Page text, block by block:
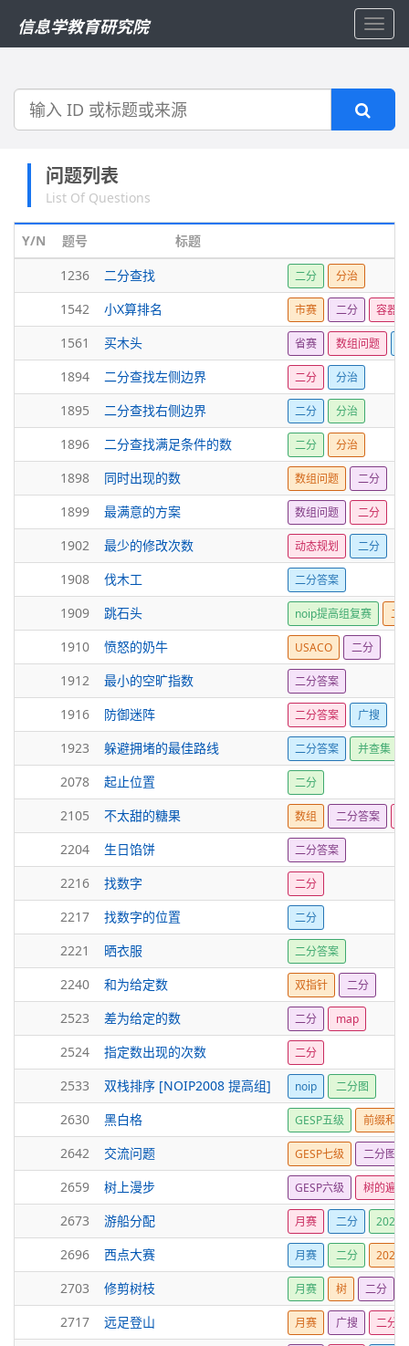
信息学教育研究院
搜
问题列表
List Of Questions
Y/N 题号 标题
1236
二分查找 二分 分治
1542 小X算排名 市赛 二分 容器
1561 买木头 省赛 数组问题
1894 二分查找左侧边界 二分 分治
1895 二分查找右侧边界 二分 分治
1896 二分查找满足条件的数 二分 分治
1898 同时出现的数 数组问题 二分
1899 最满意的方案 数组问题 二分
1902 最少的修改次数 动态规划 二分
1908 伐木工 二分答案
1909 跳石头 noip提高组复赛 二
1910 愤怒的奶牛 USACO 二分
1912 最小的空旷指数 二分答案
1916 防御迷阵 二分答案 广搜
1923 躲避拥堵的最佳路线 二分答案 并查集
2078 起止位置 二分
2105 不太甜的糖果 数组 二分答案
2204 生日馅饼 二分答案
2216 找数字 二分
2217 找数字的位置 二分
2221 晒衣服 二分答案
2240 和为给定数 双指针 二分
2523 差为给定的数 二分 map
2524 指定数出现的次数 二分
2533 双栈排序 [NOIP2008 提高组] noip 二分图
2630 黑白格 GESP五级 前缀和
2642 交流问题 GESP七级 二分图
2659 树上漫步 GESP六级 树的遍历
2673 游船分配 月赛 二分 2022
2696 西点大赛 月赛 二分 2023
2703 修剪树枝 月赛 树 二分
2717 远足登山 月赛 广搜 二分